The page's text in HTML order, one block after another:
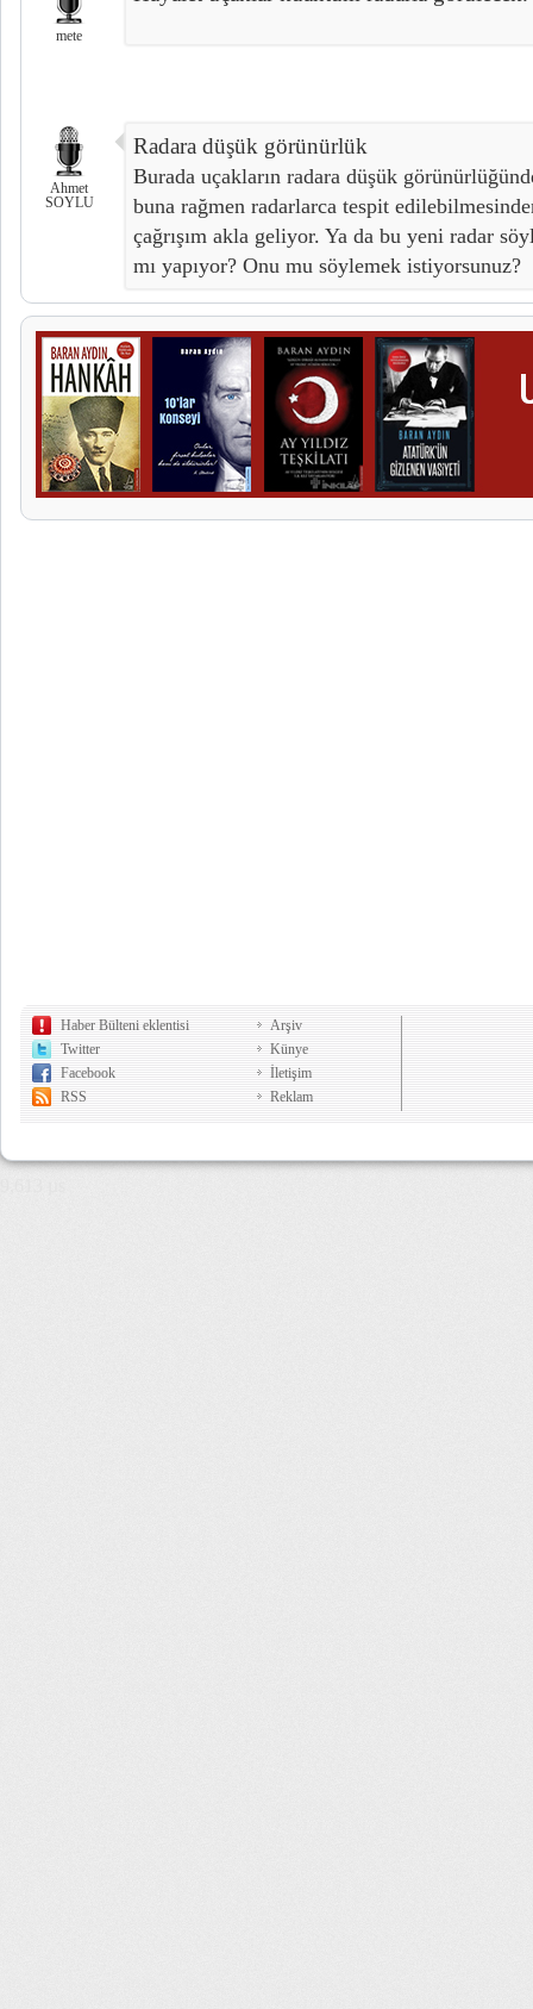
mete
Ahmet
SOYLU
Radara düşük görünürlük
Burada uçakların radara düşük
buna rağmen radarlarca tespit
çağrışım akla geliyor. Ya da bu yeni radar
mı yapıyor? Onu mu söylemek istiyorsunuz?
Haber Bülteni eklentisi
Twitter
Facebook
RSS
Arşiv
Künye
İletişim
Reklam